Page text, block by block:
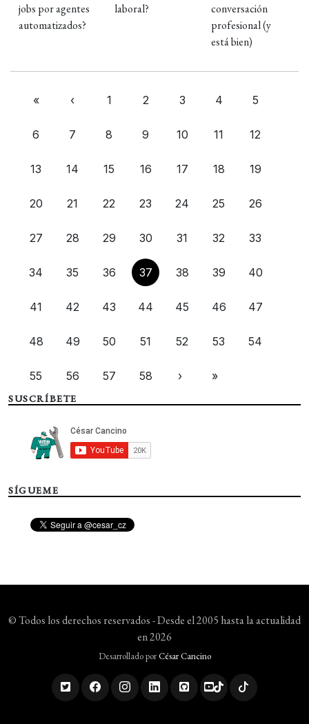
jobs por agentes
automatizados?
laboral?
conversación
profesional (y
está bien)
« ‹ 1 2 3 4 5
6 7 8 9 10 11 12
13 14 15 16 17 18 19
20 21 22 23 24 25 26
27 28 29 30 31 32 33
34 35 36 37 38 39 40
41 42 43 44 45 46 47
48 49 50 51 52 53 54
55 56 57 58 › »
SUSCRÍBETE
SÍGUEME
© Todos los derechos reservados - Desde el 2005 hasta la actualidad
en 2026
Desarrollado porCésar Cancino